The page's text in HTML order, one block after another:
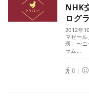
NHK
ログ
2012年
マゼー
環」〜
ラム...
0｜